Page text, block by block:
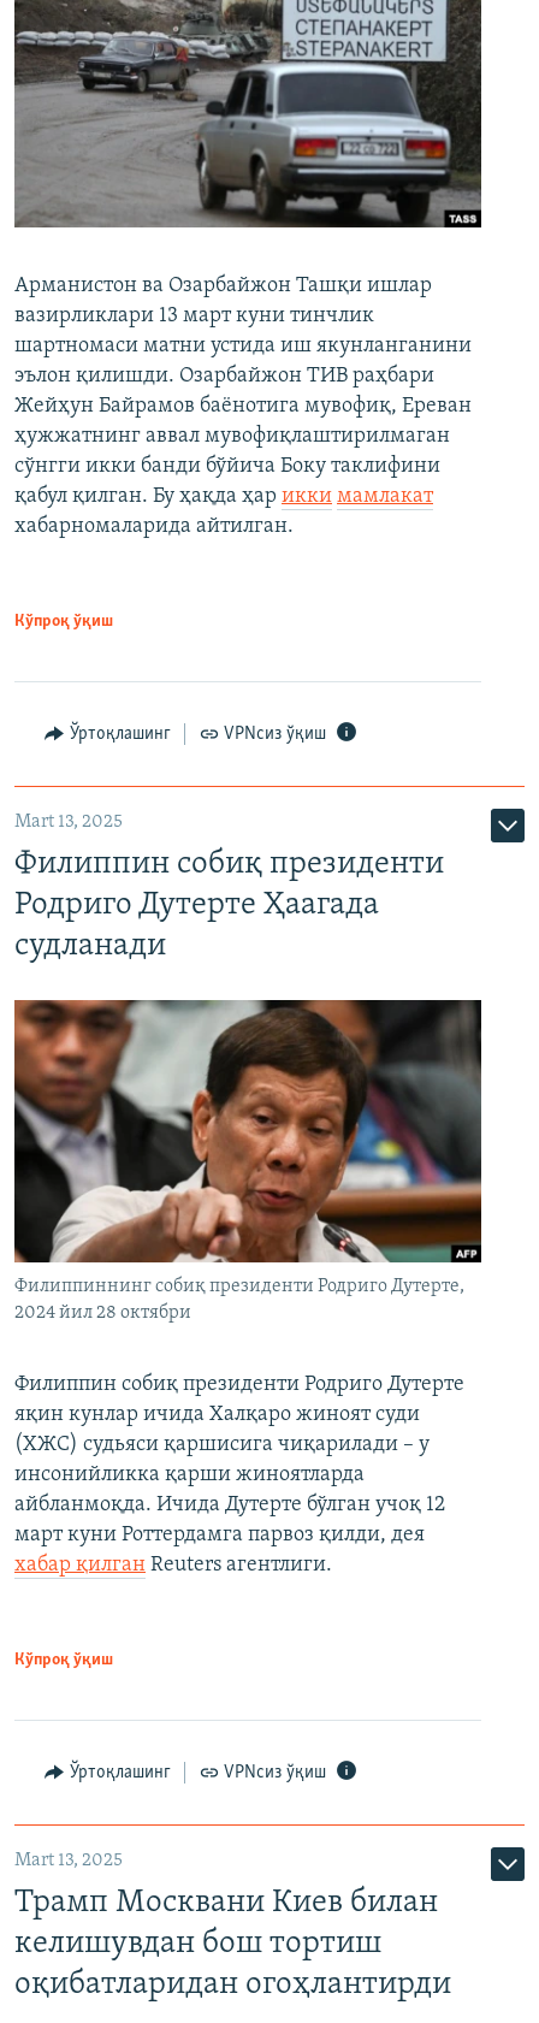
Арманистон ва Озарбайжон Ташқи ишлар
вазирликлари 13 март куни тинчлик
шартномаси матни устида иш якунланганини
эълон қилишди. Озарбайжон ТИВ раҳбари
Жейҳун Байрамов баёнотига мувофиқ, Ереван
ҳужжатнинг аввал мувофиқлаштирилмаган
сўнгги икки банди бўйича Боку таклифини
қабул қилган. Бу ҳақда ҳар икки мамлакат
хабарномаларида айтилган.
Кўпроқ ўқиш
Ўртоқлашинг VPNсиз ўқиш
Mart 13, 2025
Филиппин собиқ президенти
Родриго Дутерте Ҳаагада
судланади
Филиппиннинг собиқ президенти Родриго Дутерте,
2024 йил 28 октябри
Филиппин собиқ президенти Родриго Дутерте
яқин кунлар ичида Халқаро жиноят суди
(ХЖС) судьяси қаршисига чиқарилади – у
инсонийликка қарши жиноятларда
айбланмоқда. Ичида Дутерте бўлган учоқ 12
март куни Роттердамга парвоз қилди, дея
хабар қилган Reuters агентлиги.
Кўпроқ ўқиш
Ўртоқлашинг VPNсиз ўқиш
Mart 13, 2025
Трамп Москвани Киев билан
келишувдан бош тортиш
оқибатларидан огоҳлантирди